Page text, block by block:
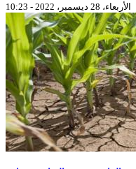
الأربعاء، 28 ديسمبر، 2022 - 10:23